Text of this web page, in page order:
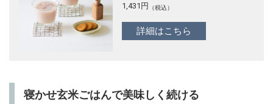
1,431 円 （税込）
詳細はこちら
寝かせ玄米ごはんで美味しく続ける